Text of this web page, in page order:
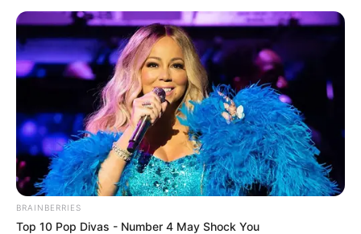
BRAINBERRIES
Top 10 Pop Divas - Number 4 May Shock You